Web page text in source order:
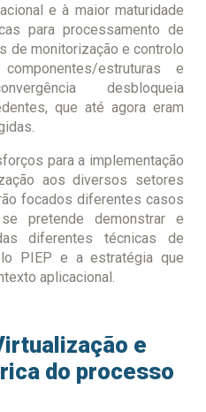
e à maior maturidade
para processamento de
de monitorização e controlo
estruturas e
desbloqueia
que até agora eram
para a implementação
aos diversos setores
focados diferentes casos
pretende demonstrar e
diferentes técnicas de
PIEP e a estratégia que
aplicacional.
e
do processo